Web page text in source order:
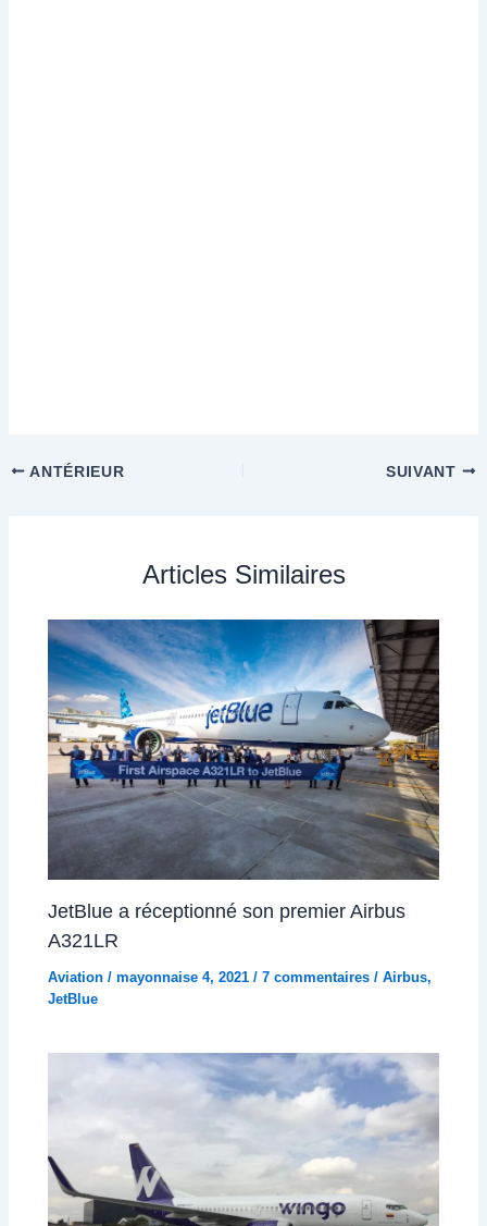
ANTÉRIEUR SUIVANT
Articles Similaires
JetBlue a réceptionné son premier Airbus
A321LR
Aviation /mayonnaise 4, 2021/7 commentaires /Airbus,
JetBlue